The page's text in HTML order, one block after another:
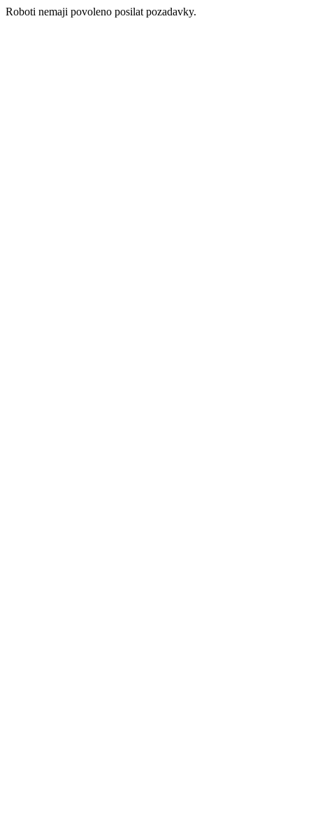
Roboti nemaji povoleno posilat pozadavky.